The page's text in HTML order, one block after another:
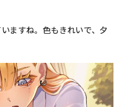
ますね。色もきれいで、夕